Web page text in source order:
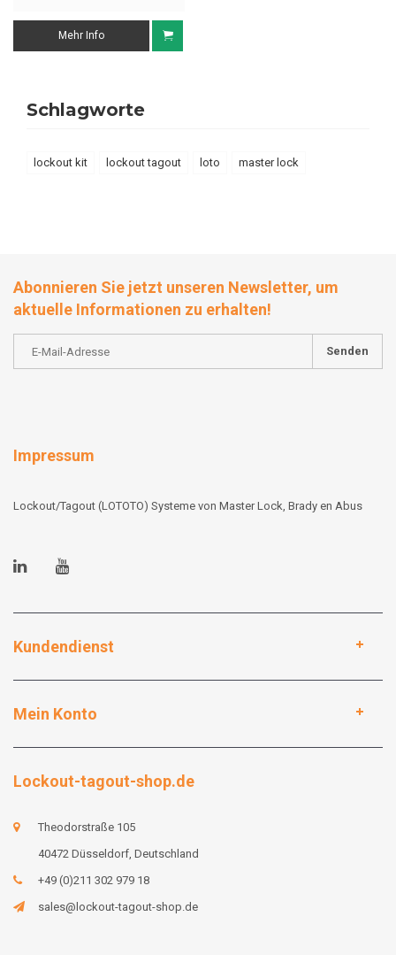
Mehr Info
Schlagworte
lockout kit lockout tagout loto master lock
Abonnieren Sie jetzt unseren Newsletter, um
aktuelle Informationen zu erhalten!
Senden
Impressum
Lockout/Tagout (LOTOTO) Systeme von Master Lock, Brady en Abus
Kundendienst
Mein Konto
Lockout-tagout-shop.de
Theodorstraße 105
40472 Düsseldorf, Deutschland
+49 (0)211 302 979 18
sales@lockout-tagout-shop.de